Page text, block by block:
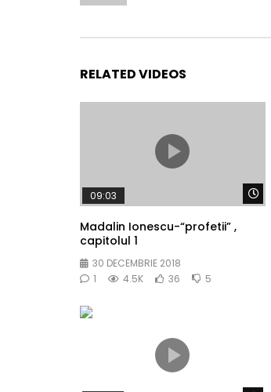
RELATED VIDEOS
09:03
Madalin Ionescu-“profetii” ,
capitolul 1
30 DECEMBRIE 2018
1
4.5K 36 5